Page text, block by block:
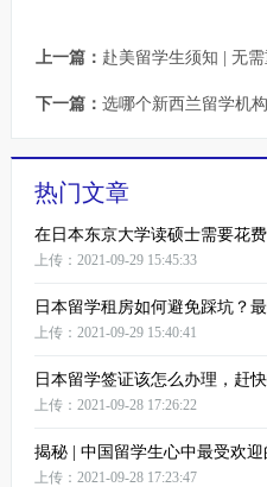
上一篇： 赴美留学生须知 | 无
下一篇： 选哪个新西兰留学机
热门文章
在日本东京大学读硕士需要花
上传：2021-09-29 15:45:33
日本留学租房如何避免踩坑？
上传：2021-09-29 15:40:41
日本留学签证该怎么办理，赶快
上传：2021-09-28 17:26:22
揭秘 | 中国留学生心中最受欢迎
上传：2021-09-28 17:23:47